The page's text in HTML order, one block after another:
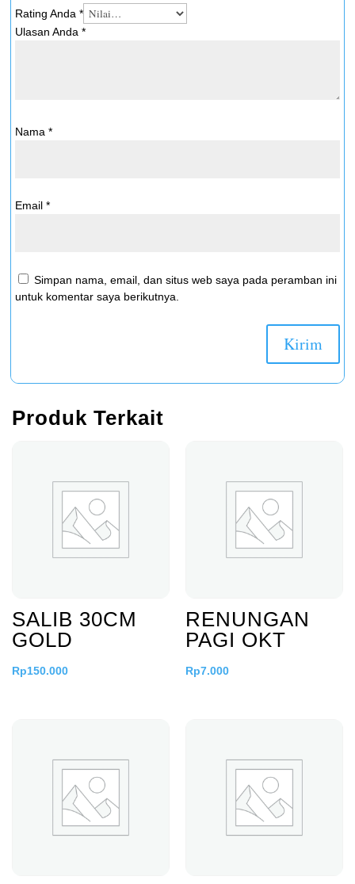
Rating Anda *
Ulasan Anda *
Nama *
Email *
Simpan nama, email, dan situs web saya pada peramban ini
untuk komentar saya berikutnya.
Produk Terkait
SALIB 30CM
GOLD
Rp150.000
RENUNGAN
PAGI OKT
Rp7.000